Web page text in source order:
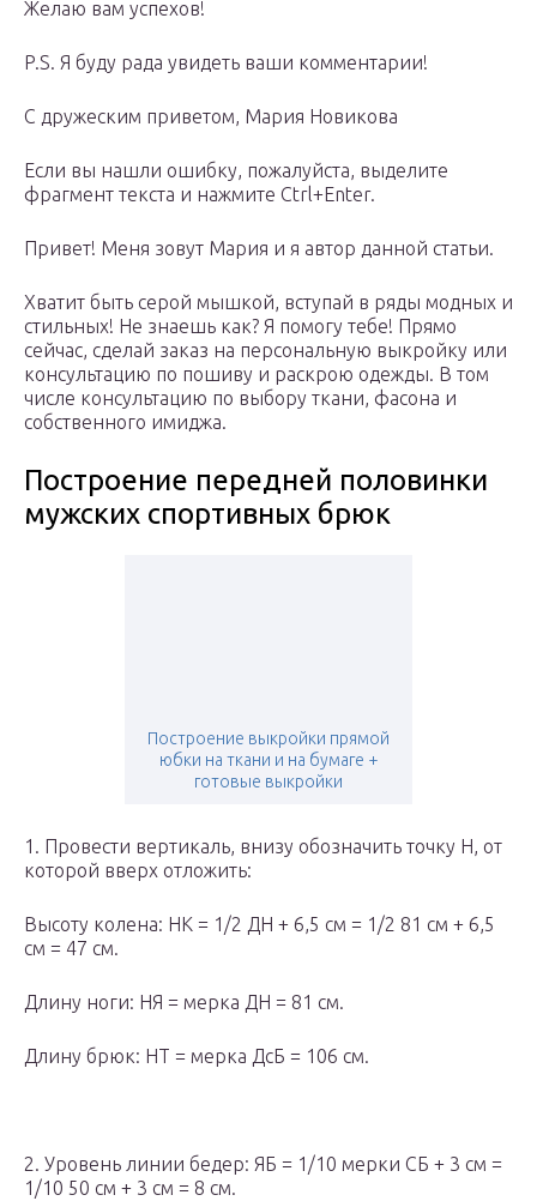
Желаю вам успехов!
P.S. Я буду рада увидеть ваши комментарии!
С дружеским приветом, Мария Новикова
Если вы нашли ошибку, пожалуйста, выделите
фрагмент текста и нажмите Ctrl+Enter.
Привет! Меня зовут Мария и я автор данной статьи.
Хватит быть серой мышкой, вступай в ряды модных и
стильных! Не знаешь как? Я помогу тебе! Прямо
сейчас, сделай заказ на персональную выкройку или
консультацию по пошиву и раскрою одежды. В том
числе консультацию по выбору ткани, фасона и
собственного имиджа.
Построение передней половинки
мужских спортивных брюк
Построение выкройки прямой
юбки на ткани и на бумаге +
готовые выкройки
1. Провести вертикаль, внизу обозначить точку Н, от
которой вверх отложить:
Высоту колена: НК = 1/2 ДН + 6,5 см = 1/2 81 см + 6,5
см = 47 см.
Длину ноги: НЯ = мерка ДН = 81 см.
Длину брюк: НТ = мерка ДсБ = 106 см.
2. Уровень линии бедер: ЯБ = 1/10 мерки СБ + 3 см =
1/10 50 см + 3 см = 8 см.